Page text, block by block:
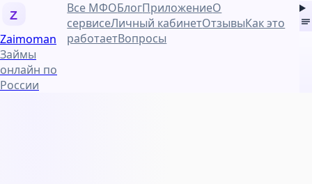
Z
Zaimoman
Займы
онлайн по
России
Все МФОБлогПриложениеО
сервисеЛичный кабинетОтзывыКак это
работаетВопросы